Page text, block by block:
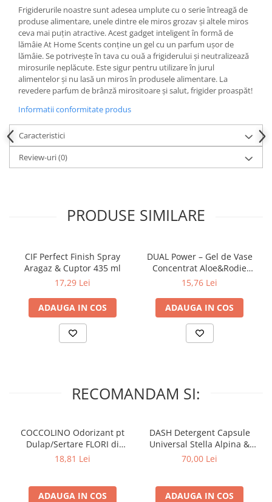
Frigiderurile noastre sunt adesea umplute cu o serie întreagă de
produse alimentare, unele dintre ele miros grozav și altele miros
ceva mai puțin atractive. Acest gadget inteligent în formă de
lămâie At Home Scents conține un gel cu un parfum ușor de
lămâie. Se potrivește în tava cu ouă a frigiderului și neutralizează
mirosurile neplăcute. Este sigur pentru utilizare în jurul
alimentelor și nu lasă un miros în produsele alimentare. La
revedere parfum de brânză mirositoare și salut, frigider proaspăt!
Informatii conformitate produs
Caracteristici
Review-uri(0)
PRODUSE SIMILARE
CIF Perfect Finish Spray
Aragaz & Cuptor 435 ml
17,29 Lei
ADAUGA IN COS
DUAL Power – Gel de Vase
Concentrat Aloe&Rodie
Antibacterian 1000ml
15,76 Lei
ADAUGA IN COS
RECOMANDAM SI:
COCCOLINO Odorizant pt
Dulap/Sertare FLORI di
PRIMAVERA 3 buc
18,81 Lei
ADAUGA IN COS
DASH Detergent Capsule
Universal Stella Alpina &
Muschino Bianco 60 buc
70,00 Lei
ADAUGA IN COS